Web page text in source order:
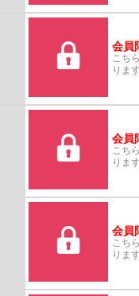
会員
こち
ります
会員
こち
ります
会員
こち
ります